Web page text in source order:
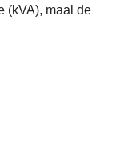
(kVA), maal de